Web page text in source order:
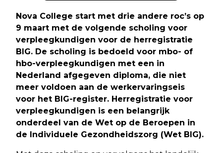
Nova College start met drie andere roc’s op
9 maart met de volgende scholing voor
verpleegkundigen voor de herregistratie
BIG. De scholing is bedoeld voor mbo- of
hbo-verpleegkundigen met een in
Nederland afgegeven diploma, die niet
meer voldoen aan de werkervaringseis
voor het BIG-register. Herregistratie voor
verpleegkundigen is een belangrijk
onderdeel van de Wet op de Beroepen in
de Individuele Gezondheidszorg (Wet BIG).